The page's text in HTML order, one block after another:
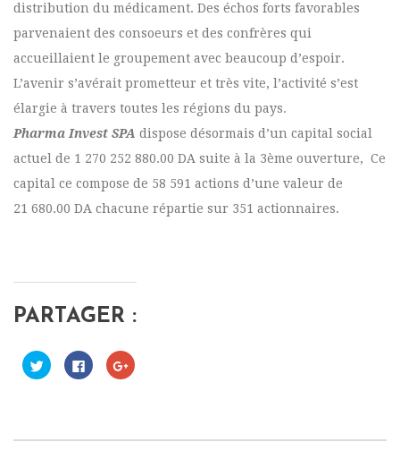
distribution du médicament. Des échos forts favorables
parvenaient des consoeurs et des confrères qui
accueillaient le groupement avec beaucoup d’espoir.
L’avenir s’avérait prometteur et très vite, l’activité s’est
élargie à travers toutes les régions du pays.
Pharma Invest SPA dispose désormais d’un capital social
actuel de 1 270 252 880.00 DA suite à la 3ème ouverture, Ce
capital ce compose de 58 591 actions d’une valeur de
21 680.00 DA chacune répartie sur 351 actionnaires.
PARTAGER :
C
l
p
C
l
p
C
l
p